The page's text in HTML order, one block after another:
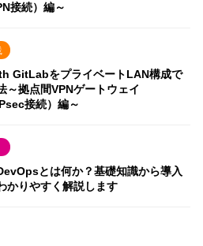
接続）編～
GitLabをプライベートLAN構成で
～拠点間VPNゲートウェイ
接続）編～
とは何か？基礎知識から導入
かりやすく解説します